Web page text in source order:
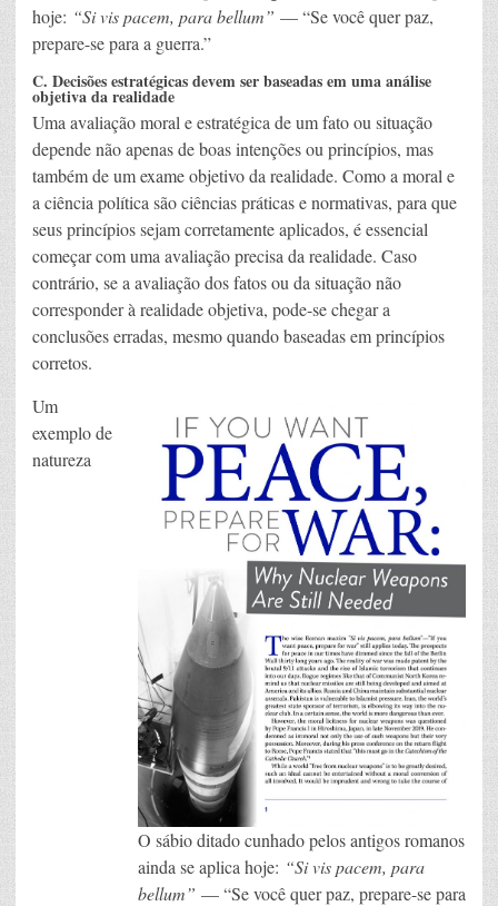
hoje: “Si vis pacem, para bellum” — “Se você quer paz,
prepare-se para a guerra.”
C. Decisões estratégicas devem ser baseadas em uma análise
objetiva da realidade
Uma avaliação moral e estratégica de um fato ou situação
depende não apenas de boas intenções ou princípios, mas
também de um exame objetivo da realidade. Como a moral e
a ciência política são ciências práticas e normativas, para que
seus princípios sejam corretamente aplicados, é essencial
começar com uma avaliação precisa da realidade. Caso
contrário, se a avaliação dos fatos ou da situação não
corresponder à realidade objetiva, pode-se chegar a
conclusões erradas, mesmo quando baseadas em princípios
corretos.
O sábio ditado cunhado pelos antigos romanos
ainda se aplica hoje: “Si vis pacem, para
bellum” — “Se você quer paz, prepare-se para
Um
exemplo de
natureza